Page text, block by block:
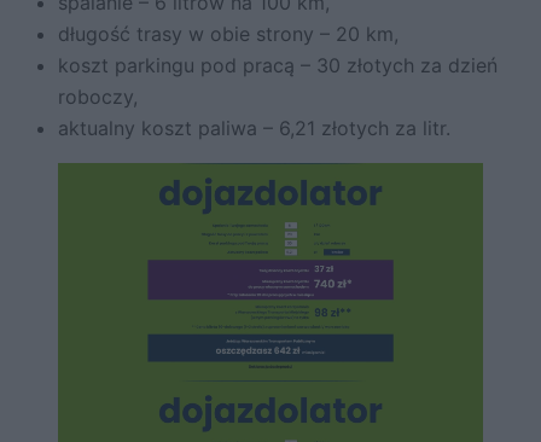
długość trasy w obie strony – 20 km,
koszt parkingu pod pracą – 30 złotych za dzień
roboczy,
aktualny koszt paliwa – 6,21 złotych za litr.